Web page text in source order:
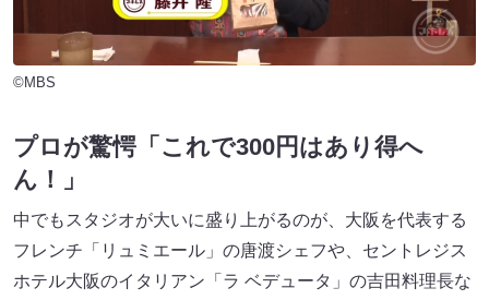
©MBS
プロが驚愕「これで300円はあり得へ
ん！」
中でもスタジオが大いに盛り上がるのが、大阪を代表する
フレンチ「リュミエール」の唐渡シェフや、セントレジス
ホテル大阪のイタリアン「ラ ベデュータ」の吉田料理長な